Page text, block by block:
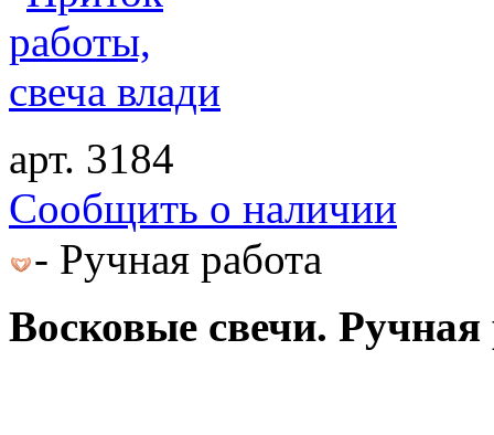
арт. 3184
Cообщить о наличии
- Ручная работа
Восковые свечи. Ручная